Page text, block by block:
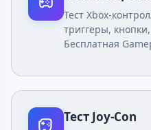
Тест Xbox-
триггеры,
Бесплатная
Тест Joy-Con